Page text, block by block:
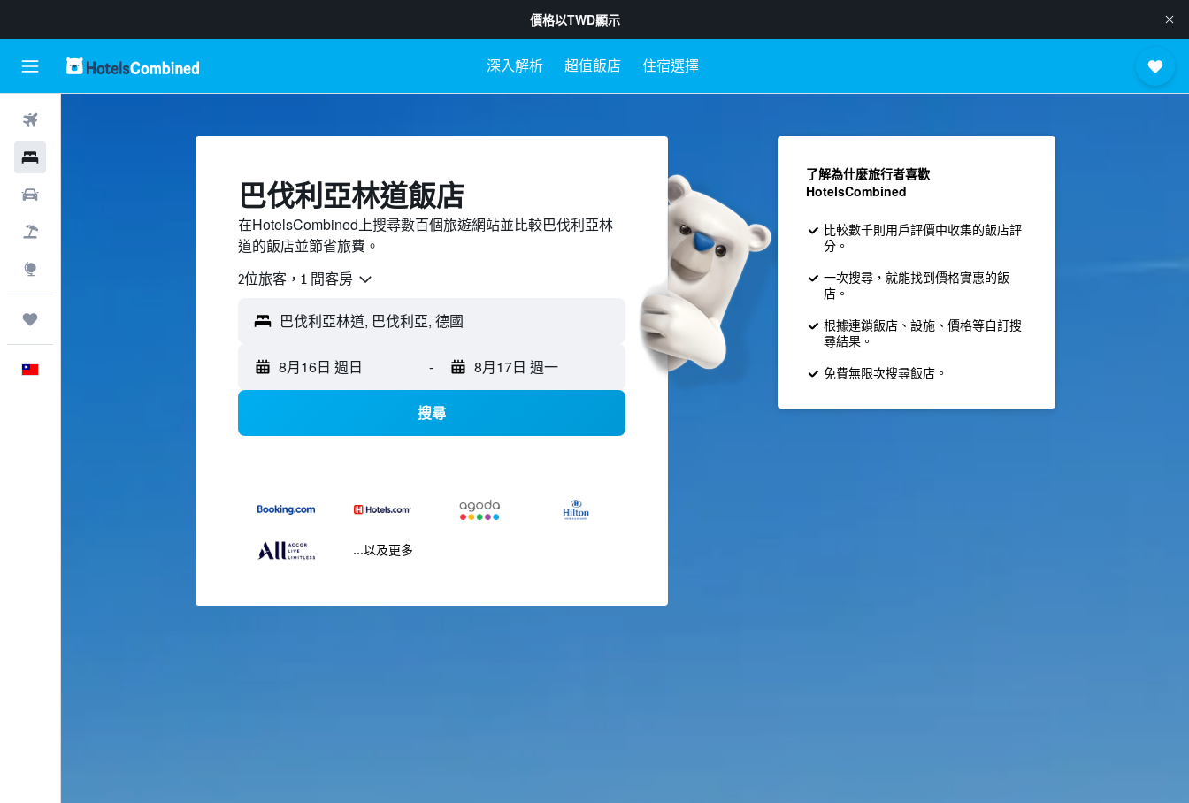
價格以TWD顯示
深入解析 超值飯店 住宿選擇
巴伐利亞林道飯店
在HotelsCombined上搜尋數百個旅遊網站並比較巴伐利亞林
道的飯店並節省旅費。
2位旅客，1 間客房
8月16日 週日 - 8月17日 週一
搜尋
...以及更多
了解為什麼旅行者喜歡
HotelsCombined
比較數千則用戶評價中收集的飯店評
分。
一次搜尋，就能找到價格實惠的飯
店。
根據連鎖飯店、設施、價格等自訂搜
尋結果。
免費無限次搜尋飯店。